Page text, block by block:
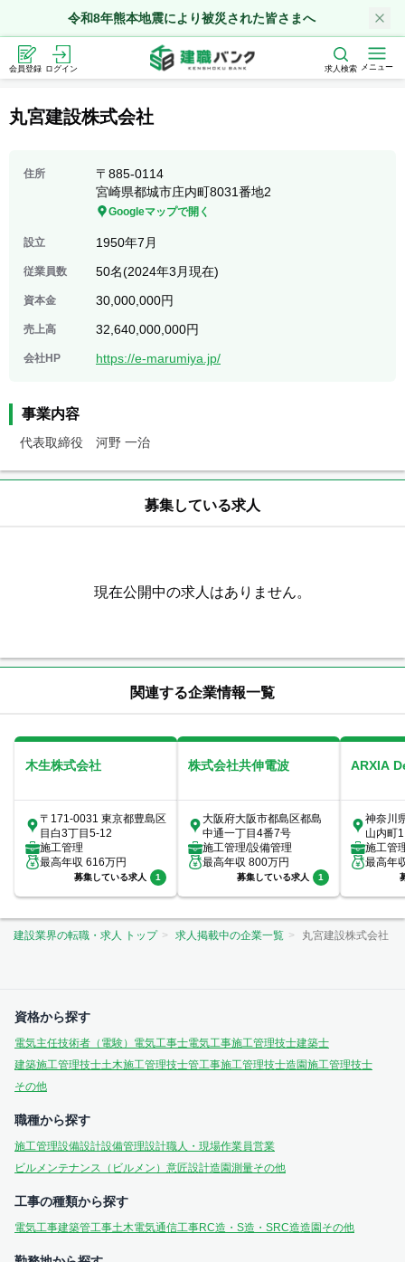
令和8年熊本地震により被災された皆さまへ
会員登録 ログイン 求人検索 メニュー
丸宮建設株式会社
住所 〒 885-0114
宮崎県都城市庄内町8031番地2
Googleマップで開く
設立 1950年7月
従業員数 50名(2024年3月現在)
資本金 30,000,000円
売上高 32,640,000,000円
会社HP https://e-marumiya.jp/
事業内容
代表取締役　河野 一治
募集している求人
現在公開中の求人はありません。
関連する企業情報一覧
木生株式会社
〒171-0031 東京都豊島区
目白3丁目5-12
施工管理
最高年収 616万円
募集している求人 1
株式会社共伸電波
大阪府大阪市都島区都島
中通一丁目4番7号
施工管理/設備管理
最高年収 800万円
募集している求人 1
ARXIA
神奈川
山内町
室
施工管
最高年
建設業界の転職・求人 トップ 求人掲載中の企業一覧 丸宮建設株式会社
資格から探す
電気主任技術者（電験） 電気工事士電気工事施工管理技士建築士
建築施工管理技士土木施工管理技士管工事施工管理技士造園施工管理技士
その他
職種から探す
施工管理設備設計設備管理設計職人・現場作業員営業
ビルメンテナンス（ビルメン） 意匠設計造園測量その他
工事の種類から探す
電気工事建築管工事土木電気通信工事RC造・S造・SRC造造園 その他